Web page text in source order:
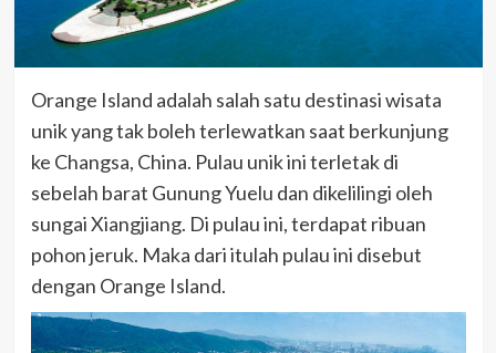
Orange Island adalah salah satu destinasi wisata
unik yang tak boleh terlewatkan saat berkunjung
ke Changsa, China. Pulau unik ini terletak di
sebelah barat Gunung Yuelu dan dikelilingi oleh
sungai Xiangjiang. Di pulau ini, terdapat ribuan
pohon jeruk. Maka dari itulah pulau ini disebut
dengan Orange Island.